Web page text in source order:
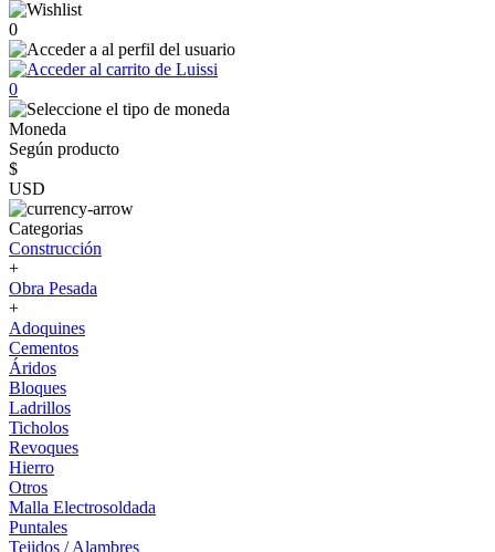
0
0
Moneda
Según producto
$
USD
Categorias
Construcción
+
Obra Pesada
+
Adoquines
Cementos
Áridos
Bloques
Ladrillos
Ticholos
Revoques
Hierro
Otros
Malla Electrosoldada
Puntales
Tejidos / Alambres